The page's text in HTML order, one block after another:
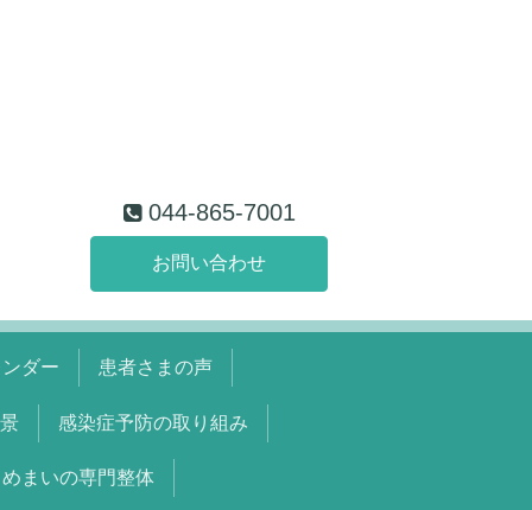
044-865-7001
お問い合わせ
ダー 患者さまの声
感染症予防の取り組み
めまいの専門整体